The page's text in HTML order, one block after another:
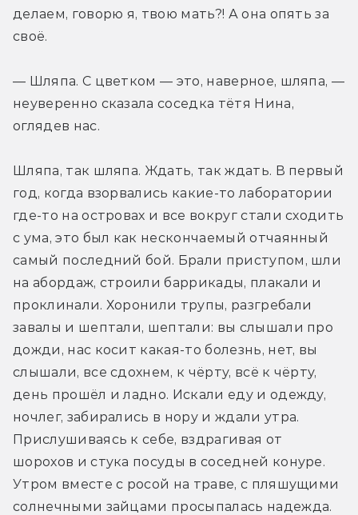
делаем, говорю я, твою мать?! А она опять за
своё.
— Шляпа. С цветком — это, наверное, шляпа, —
неуверенно сказала соседка тётя Нина,
оглядев нас.
Шляпа, так шляпа. Ждать, так ждать. В первый
год, когда взорвались какие-то лаборатории
где-то на островах и все вокруг стали сходить
с ума, это был как нескончаемый отчаянный
самый последний бой. Брали приступом, шли
на абордаж, строили баррикады, плакали и
проклинали. Хоронили трупы, разгребали
завалы и шептали, шептали: вы слышали про
дожди, нас косит какая-то болезнь, нет, вы
слышали, все сдохнем, к чёрту, всё к чёрту,
день прошёл и ладно. Искали еду и одежду,
ночлег, забирались в нору и ждали утра.
Прислушиваясь к себе, вздрагивая от
шорохов и стука посуды в соседней конуре.
Утром вместе с росой на траве, с пляшущими
солнечными зайцами просыпалась надежда.